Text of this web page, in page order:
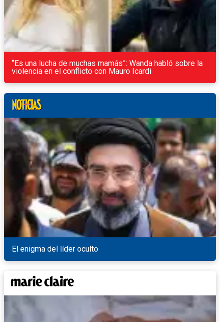
“Es una lucha de muchas mamás”: Wanda habló sobre la
violencia en el conflicto con Mauro Icardi
El enigma del líder oculto